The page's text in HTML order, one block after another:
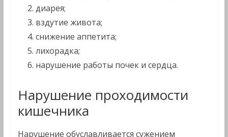
диарея;
вздутие живота;
снижение аппетита;
лихорадка;
нарушение работы почек и сердца.
Нарушение проходимости
кишечника
Нарушение обуславливается сужением